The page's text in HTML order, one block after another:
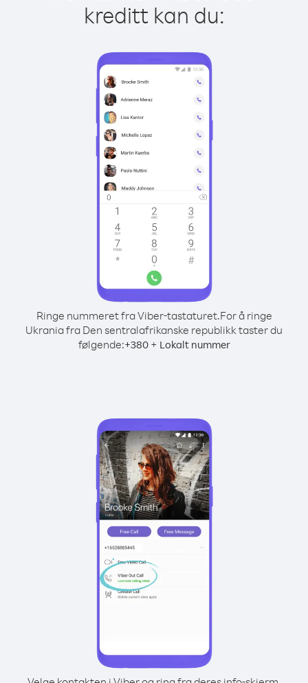
kreditt kan du:
Ringe nummeret fra Viber-tastaturet.For å ringe
Ukrania fra Den sentralafrikanske republikk taster du
følgende:+380+ Lokalt nummer